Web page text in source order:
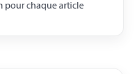
pour chaque article